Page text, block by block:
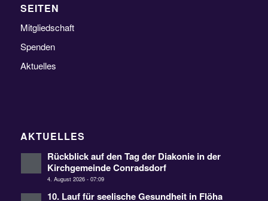
SEITEN
Mitgliedschaft
Spenden
Aktuelles
AKTUELLES
Rückblick auf den Tag der Diakonie in der
Kirchgemeinde Conradsdorf
4. August 2026 - 07:09
10. Lauf für seelische Gesundheit in Flöha